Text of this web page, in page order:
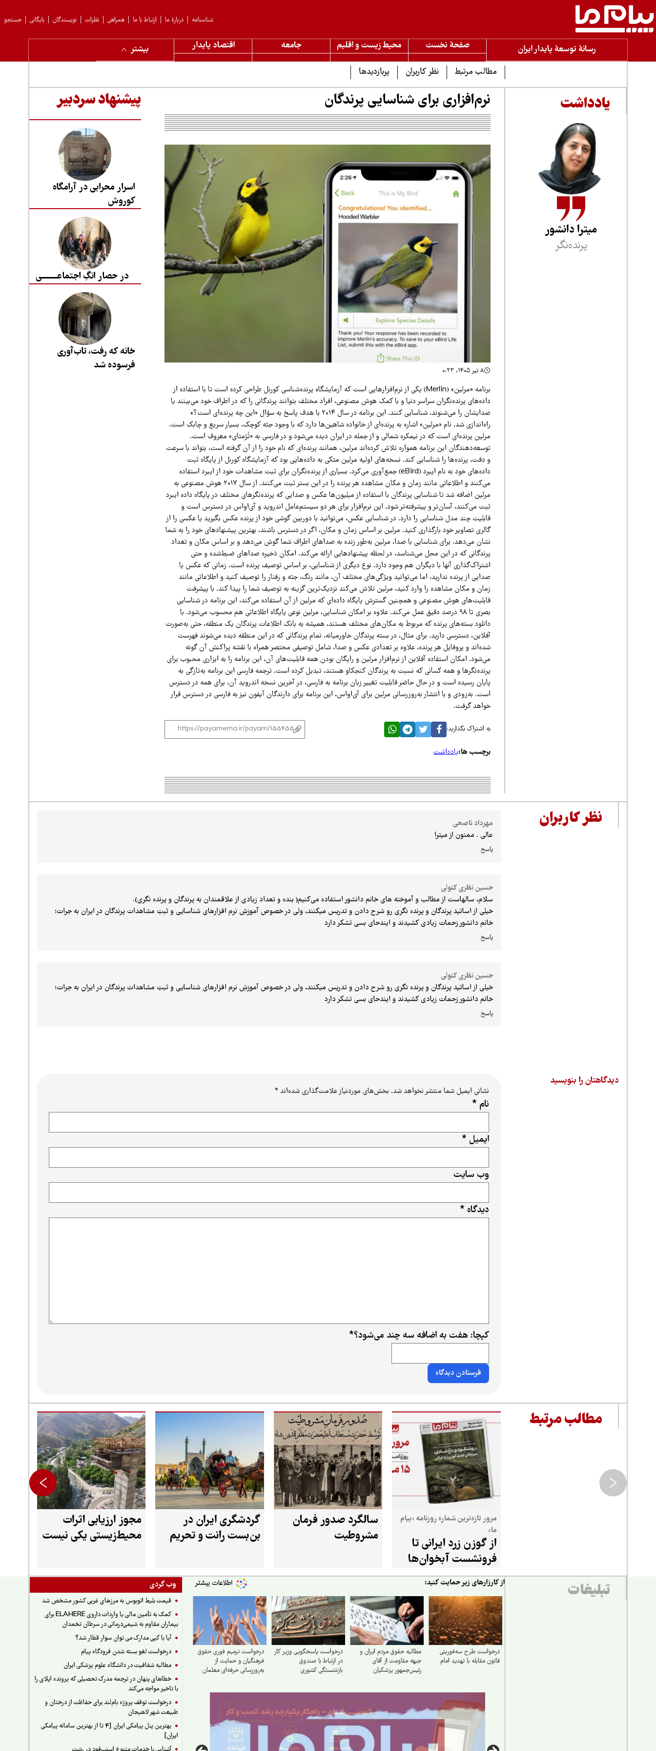
جستجو بایگانی نویسندگان نظرات همراهی ارتباط با ما دربارهٔ ما شناسنامه
رسانۀ توسعۀ پایدار ایران صفحۀ نخست محیط زیست و اقلیم جامعه اقتصاد پایدار
بیشتر
مطالب مرتبط
نظر کاربران پربازدیدها
یادداشت
میترا دانشور
پرنده‌نگر
نرم‌افزاری برای شناسایی پرندگان
۸ تیر ۱۴۰۵، ۰:۲۳
برنامه «مرلین» (Merlin) یکی از نرم‌افزارهایی است که آزمایشگاه پرنده‌شناسی کورنل طراحی کرده است تا با استفاده از
داده‌های پرنده‌نگران سراسر دنیا و با کمک هوش مصنوعی، افراد مختلف بتوانند پرندگانی را که در اطراف خود می‌بینند یا
صدایشان را می‌شنوند، شناسایی کنند. این برنامه در سال ۲۰۱۴ با هدف پاسخ به سؤال «این چه پرنده‌ای است؟»
راه‌اندازی شد. نام «مرلین» اشاره به پرنده‌ای از خانواده شاهین‌ها دارد که با وجود جثه کوچک، بسیار سریع و چابک است.
مرلین پرنده‌ای است که در نیمکره شمالی و از جمله در ایران دیده می‌شود و در فارسی به «تُرُمتای» معروف است.
توسعه‌دهندگان این برنامه همواره تلاش کرده‌اند مرلین، همانند پرنده‌ای که نام خود را از آن گرفته است، بتواند با سرعت
و دقت، پرنده‌ها را شناسایی کند. نسخه‌های اولیه مرلین متکی به داده‌هایی بود که آزمایشگاه کورنل از پایگاه ثبت
داده‌های خود به نام ایبرد (eBird) جمع‌آوری می‌کرد. بسیاری از پرنده‌نگران برای ثبت مشاهدات خود از ایبرد استفاده
می‌کنند و اطلاعاتی مانند زمان و مکان مشاهده هر پرنده را در این بستر ثبت می‌کنند. از سال ۲۰۱۷ هوش مصنوعی به
مرلین اضافه شد تا شناسایی پرندگان با استفاده از میلیون‌ها عکس و صدایی که پرنده‌نگرهای مختلف در پایگاه داده ایبرد
ثبت می‌کنند، آسان‌تر و پیشرفته‌تر شود. این نرم‌افزار برای هر دو سیستم‌عامل اندروید و آی‌اواس در دسترس است و
قابلیت چند مدل شناسایی را دارد. در شناسایی عکس، می‌توانید با دوربین گوشی خود از پرنده عکس بگیرید یا عکسی را از
گالری تصاویر خود بارگذاری کنید. مرلین بر اساس زمان و مکان، اگر در دسترس باشند، بهترین پیشنهادهای خود را به شما
نشان می‌دهد. برای شناسایی با صدا، مرلین به‌طور زنده به صداهای اطراف شما گوش می‌دهد و بر اساس مکان و تعداد
پرندگانی که در این محل می‌شناسد، در لحظه پیشنهادهایی ارائه می‌کند. امکان ذخیره صداهای ضبط‌شده و حتی
اشتراک‌گذاری آنها با دیگران هم وجود دارد. نوع دیگری از شناسایی، بر اساس توصیف پرنده است. زمانی که عکس یا
صدایی از پرنده ندارید، اما می‌توانید ویژگی‌های مختلف آن، مانند رنگ، جثه و رفتار را توصیف کنید و اطلاعاتی مانند
زمان و مکان مشاهده را وارد کنید، مرلین تلاش می‌کند نزدیک‌ترین گزینه به توصیف شما را پیدا کند. با پیشرفت
قابلیت‌های هوش مصنوعی و همچنین گسترش پایگاه داده‌ای که مرلین از آن استفاده می‌کند، این برنامه در شناسایی
بصری تا ۹۸ درصد دقیق عمل می‌کند. علاوه بر امکان شناسایی، مرلین نوعی پایگاه اطلاعاتی هم محسوب می‌شود. با
دانلود بسته‌های پرنده که مربوط به مکان‌های مختلف هستند، همیشه به بانک اطلاعات پرندگان یک منطقه، حتی به‌صورت
آفلاین، دسترسی دارید. برای مثال، در بسته پرندگان خاورمیانه، تمام پرندگانی که در این منطقه دیده می‌شوند فهرست
شده‌اند و پروفایل هر پرنده، علاوه بر تعدادی عکس و صدا، شامل توصیفی مختصر همراه با نقشه پراکنش آن گونه
می‌شود. امکان استفاده آفلاین از نرم‌افزار مرلین و رایگان بودن همه قابلیت‌های آن، این برنامه را به ابزاری محبوب برای
پرنده‌نگرها و همه کسانی که نسبت به پرندگان کنجکاو هستند، تبدیل کرده است. ترجمه فارسی این برنامه به‌تازگی به
پایان رسیده است و در حال حاضر قابلیت تغییر زبان برنامه به فارسی، در آخرین نسخه اندروید آن، برای همه در دسترس
است. به‌زودی و با انتشار به‌روزرسانی مرلین برای آی‌اواس، این برنامه برای دارندگان آیفون نیز به فارسی در دسترس قرار
خواهد گرفت.
به اشتراک بگذارید:
برچسب ها:یادداشت
پیشنهاد سردبیر
اسرار محرابی در آرامگاه
کوروش
در حصار انگِ اجتماعــــــــی
خانه که رفت، تاب‌آوری
فرسوده شد
نظر کاربران
مهرداد ناصحی
عالی . ممنون از میترا
پاسخ
حسین نظری کتولی
سلام، سالهاست از مطالب و آموخته های خانم دانشور استفاده می‌کنیم( بنده و تعداد زیادی از علاقمندان به پرندگان و‌ پرنده نگری).
خیلی از اساتید پرندگان و پرنده نگری رو شرح دادن و تدریس میکنند، ولی در خصوص آموزشِ نرم افزارهای شناسایی و ثبتِ مشاهدات پرندگان در ایران به جرات؛
خانم دانشور زحمات زیادی کشیدند و ایندحای بسی تشکر دارد
پاسخ
حسین نظری کتولی
خیلی از اساتید پرندگان و پرنده نگری رو شرح دادن و تدریس میکنند، ولی در خصوص آموزشِ نرم افزارهای شناسایی و ثبتِ مشاهدات پرندگان در ایران به جرات؛
خانم دانشور زحمات زیادی کشیدند و ایندحای بسی تشکر دارد
پاسخ
دیدگاهتان را بنویسید
نشانی ایمیل شما منتشر نخواهد شد. بخش‌های موردنیاز علامت‌گذاری شده‌اند*
دیدگاه *
نام *
ایمیل *
وب‌ سایت
کپچا: هفت به اضافه سه چند می‌شود؟*
مطالب مرتبط
مرور تازه‌ترین شماره روزنامه «پیام
ما»
از گوزن زرد ایرانی تا
فرونشست آبخوان‌ها
سالگرد صدور فرمان
مشروطیت
گردشگری ایران در
بن‌بست رانت و تحریم
مجوز ارزیابی اثرات
محیط‌زیستی یکی نیست
تبلیغات وب گردی
قیمت بلیط اتوبوس به مرزهای غربی کشور مشخص شد
کمک به تأمین مالی یا واردات داروی ELAHERE برای
بیماران مقاوم به شیمی‌درمانی در سرطان تخمدان
آیا با کپی مدارک می توان سوار قطار شد؟
درخواست لغو بسته شدن فرودگاه پیام
مطالبه شفافیت در دانشگاه علوم پزشکی ایران
خطاهای پنهان در ترجمه مدرک تحصیلی که پرونده اپلای را
با تاخیر مواجه می‌کند
درخواست توقف پروژه بام‌لند برای حفاظت از درختان و
طبیعت شهر لاهیجان
بهترین پنل پیامکی ایران [4 تا از بهترین سامانه پیامکی
ایران]
از کارزارهای زیر حمایت کنید:
درخواست طرح سه‌فوریتی
قانون مقابله با تهدید امام
مطالبه حقوق مردم ایران و
جبهه مقاومت از آقای
رئیس‌جمهور پزشکیان
درخواست پاسخگویی وزیر کار
در ارتباط با صندوق
بازنشستگی کشوری
درخواست ترمیم فوری حقوق
فرهنگیان و حمایت از
به‌روزرسانی حرفه‌ای معلمان